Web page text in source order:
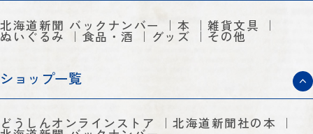
北海道新聞 バックナンバー 本 雑貨文具
ぬいぐるみ 食品・酒 グッズ その他
ショップ一覧
どうしんオンラインストア 北海道新聞社の本